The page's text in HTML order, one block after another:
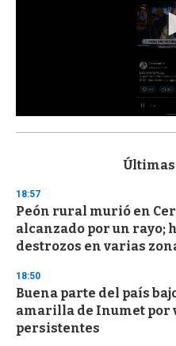
s
d
s
o
f
3
s
e
c
o
n
d
18:57
Peón rural murió en
alcanzado por un rayo;
destrozos en varias
18:50
Buena parte del país
amarilla de Inumet por
persistentes